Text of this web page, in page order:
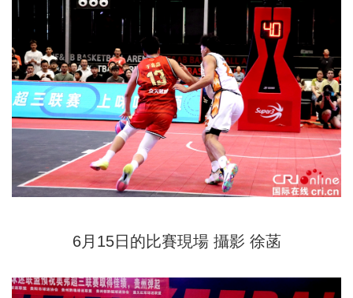
6月15日的比賽現場 攝影 徐菡